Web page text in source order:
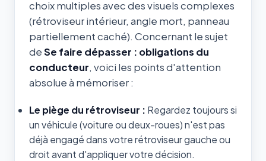
choix multiples avec des visuels complexes
(rétroviseur intérieur, angle mort, panneau
partiellement caché). Concernant le sujet
deSe faire dépasser : obligations du
conducteur, voici les points d'attention
absolue à mémoriser :
Le piège du rétroviseur : Regardez toujours si
un véhicule (voiture ou deux-roues) n'est pas
déjà engagé dans votre rétroviseur gauche ou
droit avant d'appliquer votre décision.